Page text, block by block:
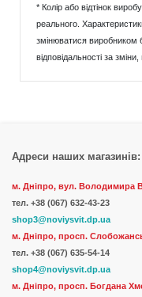
* Колір або відтінок
реального.
змінюватися виробником
відповідальності за
Адреси наших магазинів:
м. Дніпро, вул. Володимира
тел. +38 (067) 632-43-23
shop3@noviysvit.dp.ua
м. Дніпро, просп.
тел. +38 (067) 635-54-14
shop4@noviysvit.dp.ua
м. Дніпро, просп. Богдана